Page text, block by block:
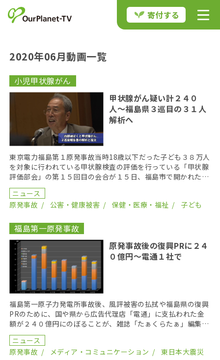
寄付する
2020年06月動画一覧
小児甲状腺がん
甲状腺がん疑い計２４０
人〜福島県３巡目の３１人
解析へ
東京電力福島第１原発事故当時18歳以下だった子ども３８万人
を対象に行われている甲状腺検査の評価を行っている「甲状腺
評価部会」の第１５回目の会合が１５日、福島市で開かれた。
これから約1年間かけて、３巡目の検査結果を解析を進 […]
ニュース
原発事故
公害・健康被害 保健・医療・福祉 子ども
福島第一原発事故
原発事故後の復興PRに２４
０億円〜電通１社で
福島第一原子力発電所事故後、風評被害の払拭や福島県の復興
PRのために、国や県から広告代理店「電通」に支払われた金
額が２４０億円にのぼることが、雑誌「たぁくらたぁ」編集部
による情報公開で分かった。福島県産農産物の情報発信に […]
ニュース
原発事故
メディア・コミュニケーション 東日本大震災